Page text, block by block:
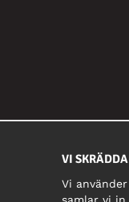
VI
Vi